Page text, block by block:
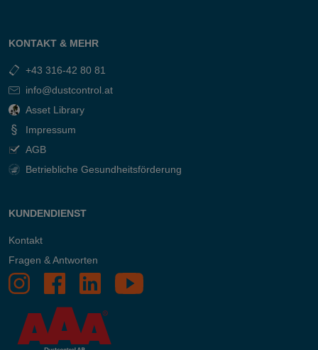
KONTAKT & MEHR
+43 316-42 80 81
info@dustcontrol.at
Asset Library
Impressum
AGB
Betriebliche Gesundheitsförderung
KUNDENDIENST
Kontakt
Fragen & Antworten